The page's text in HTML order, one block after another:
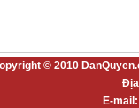
© 2010
E-